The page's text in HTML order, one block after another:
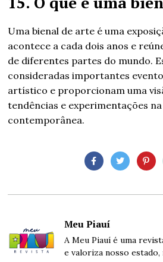
Uma bienal de arte é uma
acontece a cada dois anos e
de diferentes partes do mundo.
consideradas importantes
artístico e proporcionam uma
tendências e experimentações
contemporânea.
Meu Piauí
A Meu Piauí é uma
e valoriza nosso